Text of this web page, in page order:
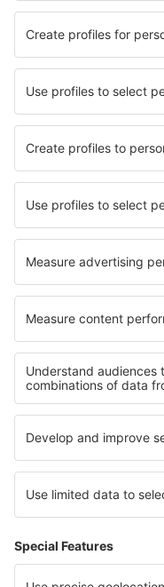
Cazare în Glendale
Cele mai bune locuri de
Cazare în Bellegarde
Cazare în Lixoúrion
Cazare în San Miniato
Cazare în Feldschuhhorn
Cele mai bune locuri de
Cazare in Minnesota
Cazare in Maryland
Cazare in Rezervația
Cazare in Georgia
Cazare in Datça Peninsula